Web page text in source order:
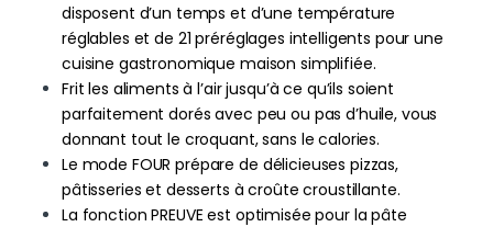
disposent d’un temps et d’une température
réglables et de 21 préréglages intelligents pour une
cuisine gastronomique maison simplifiée.
Frit les aliments à l’air jusqu’à ce qu’ils soient
parfaitement dorés avec peu ou pas d’huile, vous
donnant tout le croquant, sans le calories.
Le mode FOUR prépare de délicieuses pizzas,
pâtisseries et desserts à croûte croustillante.
La fonction PREUVE est optimisée pour la pâte